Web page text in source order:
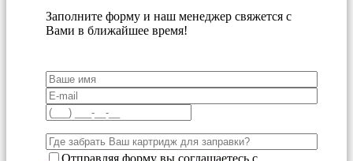
Заполните форму и наш менеджер свяжется с
Вами в ближайшее время!
Отправляя форму вы соглашаетесь с